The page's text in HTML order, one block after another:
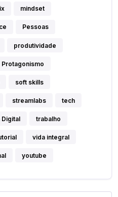
mindset
Pessoas
produtividade
Protagonismo
soft skills
streamlabs tech
Digital trabalho
vida integral
youtube